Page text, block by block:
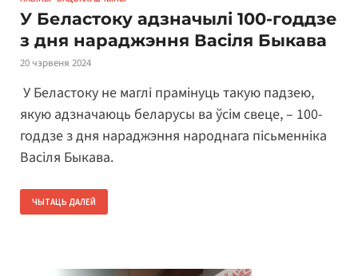
У Беластоку адзначылі 100-годдзе
з дня нараджэння Васіля Быкава
20 чэрвеня 2024
У Беластоку не маглі прамінуць такую падзею,
якую адзначаюць беларусы ва ўсім свеце, – 100-
годдзе з дня нараджэння народнага пісьменніка
Васіля Быкава.
ЧЫТАЦЬ ДАЛЕЙ